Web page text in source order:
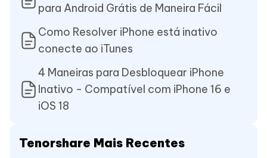
para Android Grátis de Maneira Fácil
Como Resolver iPhone está inativo
conecte ao iTunes
4 Maneiras para Desbloquear iPhone
Inativo - Compatível com iPhone 16 e
iOS 18
Tenorshare Mais Recentes